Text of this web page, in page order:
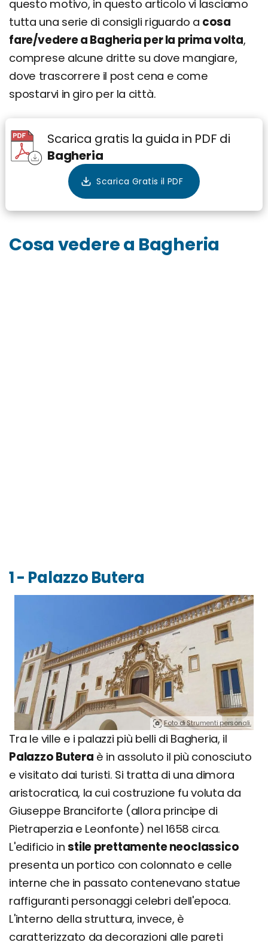
questo motivo, in questo articolo vi lasciamo
tutta una serie di consigli riguardo a cosa
fare/vedere a Bagheria per la prima volta,
comprese alcune dritte su dove mangiare,
dove trascorrere il post cena e come
spostarvi in giro per la città.
Scarica gratis la guida in PDF di
Bagheria
Cosa vedere a Bagheria
1 - Palazzo Butera
Foto di Strumenti personali.
Tra le ville e i palazzi più belli di Bagheria, il
Palazzo Butera è in assoluto il più conosciuto
e visitato dai turisti. Si tratta di una dimora
aristocratica, la cui costruzione fu voluta da
Giuseppe Branciforte (allora principe di
Pietraperzia e Leonfonte) nel 1658 circa.
L'edificio instile prettamente neoclassico
presenta un portico con colonnato e celle
interne che in passato contenevano statue
raffiguranti personaggi celebri dell'epoca.
L'interno della struttura, invece, è
caratterizzato da decorazioni alle pareti